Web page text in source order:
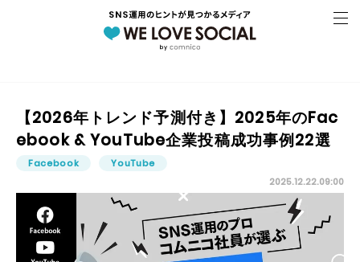
【2026年トレンド予測付き】2025年のFac
ebook & YouTube企業投稿成功事例22選
Facebook
YouTube
2025.12.22.09:00